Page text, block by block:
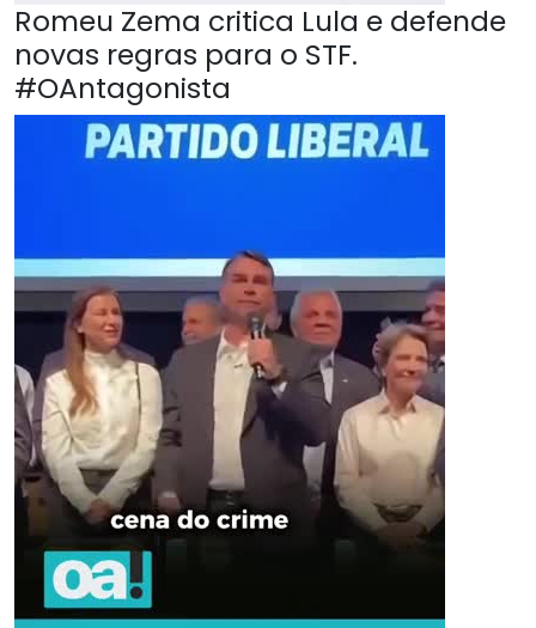
Romeu Zema critica Lula e defende
novas regras para o STF.
#OAntagonista